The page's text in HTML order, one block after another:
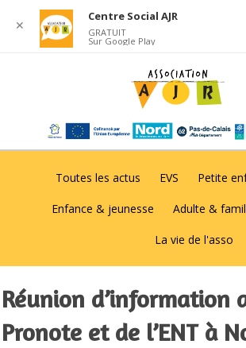
Toutes les actus EVS Petite
Enfance & jeunesse Adulte &
La vie de l'asso
Réunion d’information
Pronote et de l’ENT à
✕
Centre Social AJR
GRATUIT
Sur Google Play